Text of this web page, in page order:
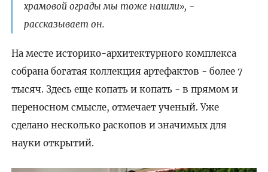
храмовой ограды мы тоже нашли», -
рассказывает он.
На месте историко-архитектурного комплекса
собрана богатая коллекция артефактов - более 7
тысяч. Здесь еще копать и копать - в прямом и
переносном смысле, отмечает ученый. Уже
сделано несколько раскопов и значимых для
науки открытий.